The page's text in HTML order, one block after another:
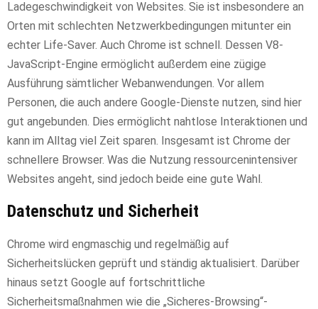
Ladegeschwindigkeit von Websites. Sie ist insbesondere an
Orten mit schlechten Netzwerkbedingungen mitunter ein
echter Life-Saver. Auch Chrome ist schnell. Dessen V8-
JavaScript-Engine ermöglicht außerdem eine zügige
Ausführung sämtlicher Webanwendungen. Vor allem
Personen, die auch andere Google-Dienste nutzen, sind hier
gut angebunden. Dies ermöglicht nahtlose Interaktionen und
kann im Alltag viel Zeit sparen. Insgesamt ist Chrome der
schnellere Browser. Was die Nutzung ressourcenintensiver
Websites angeht, sind jedoch beide eine gute Wahl.
Datenschutz und Sicherheit
Chrome wird engmaschig und regelmäßig auf
Sicherheitslücken geprüft und ständig aktualisiert. Darüber
hinaus setzt Google auf fortschrittliche
Sicherheitsmaßnahmen wie die „Sicheres-Browsing“-